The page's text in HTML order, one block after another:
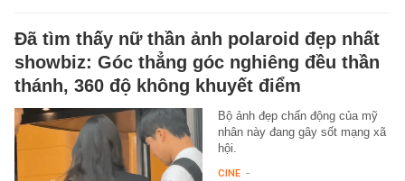
Đã tìm thấy nữ thần ảnh polaroid đẹp nhất
showbiz: Góc thẳng góc nghiêng đều thần
thánh, 360 độ không khuyết điểm
Bộ ảnh đẹp chấn động của mỹ
nhân này đang gây sốt mạng xã
hội.
CINE -